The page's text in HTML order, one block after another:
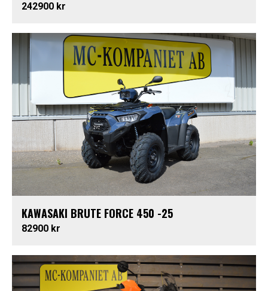
242900 kr
KAWASAKI BRUTE FORCE 450 -25
82900 kr